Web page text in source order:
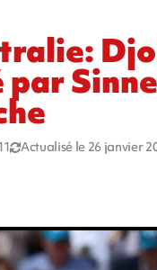
Actualisé le 26 janvier